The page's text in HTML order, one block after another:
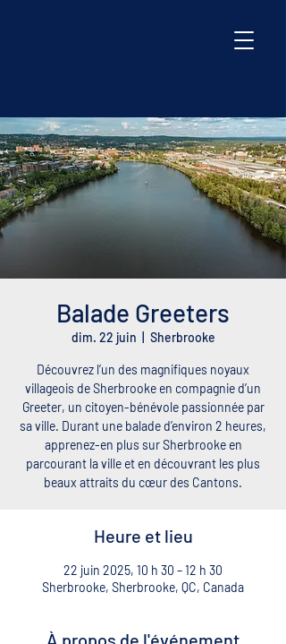
Balade Greeters
dim. 22 juin Sherbrooke
Découvrez l’un des magnifiques noyaux
villageois de Sherbrooke en compagnie d’un
Greeter, un citoyen-bénévole passionnée par
sa ville. Durant une balade d’environ 2 heures,
apprenez-en plus sur Sherbrooke en
parcourant la ville et en découvrant les plus
beaux attraits du cœur des Cantons.
Heure et lieu
22 juin 2025, 10 h 30 – 12 h 30
Sherbrooke, Sherbrooke, QC, Canada
À propos de l'événement